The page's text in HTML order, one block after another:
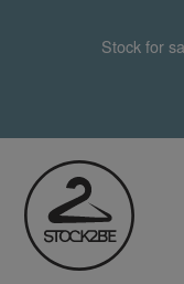
Stock for